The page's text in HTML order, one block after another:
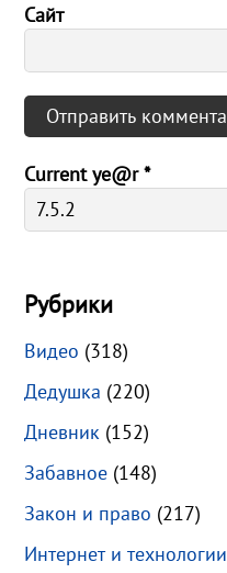
Сайт
Current ye@r*
Рубрики
Видео (318)
Дедушка (220)
Дневник (152)
Забавное (148)
Закон и право (217)
Интернет и технологии